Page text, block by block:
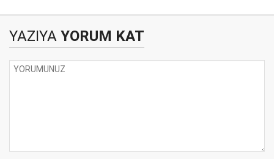
YAZIYA YORUM KAT